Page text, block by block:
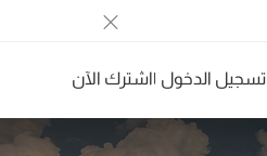
تسجيل الدخول |اشترك الآن